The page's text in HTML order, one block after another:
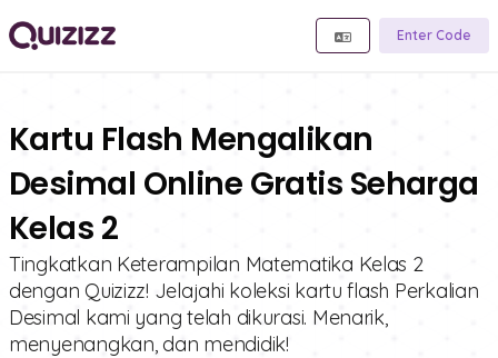
Enter Code
Kartu Flash Mengalikan
Desimal Online Gratis Seharga
Kelas 2
Tingkatkan Keterampilan Matematika Kelas 2
dengan Quizizz! Jelajahi koleksi kartu flash Perkalian
Desimal kami yang telah dikurasi. Menarik,
menyenangkan, dan mendidik!